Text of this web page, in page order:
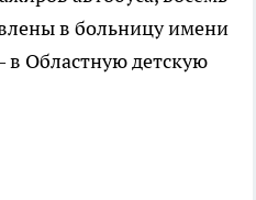
в больницу имени
в Областную детскую